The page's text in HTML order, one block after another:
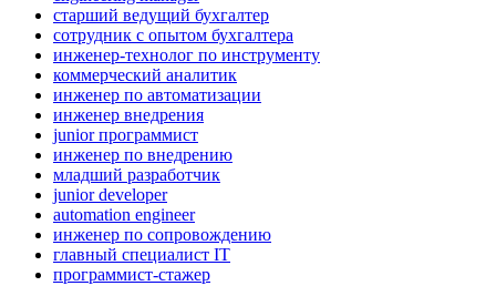
старший ведущий бухгалтер
сотрудник с опытом бухгалтера
инженер-технолог по инструменту
коммерческий аналитик
инженер по автоматизации
инженер внедрения
junior программист
инженер по внедрению
младший разработчик
junior developer
automation engineer
инженер по сопровождению
главный специалист IT
программист-стажер